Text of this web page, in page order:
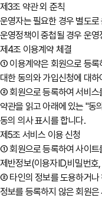
제3조 약관 외 준칙
운영자는 필요한 경우 별도
운영정책이 중첩될 경우 운
제4조 이용계약 체결
① 이용계약은 회원으로 등록
대한 동의와 가입신청에 대
② 회원으로 등록하여 서비스
약관을 읽고 아래에 있는 "동
동의 의사 표시를 합니다.
제5조 서비스 이용 신청
① 회원으로 등록하여 사이트
제반정보(이용자ID,비밀번호
② 타인의 정보를 도용하거나
정보를 등록하지 않은 회원